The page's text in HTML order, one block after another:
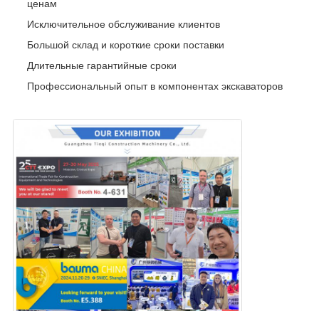
ценам
Исключительное обслуживание клиентов
Большой склад и короткие сроки поставки
Длительные гарантийные сроки
Профессиональный опыт в компонентах экскаваторов